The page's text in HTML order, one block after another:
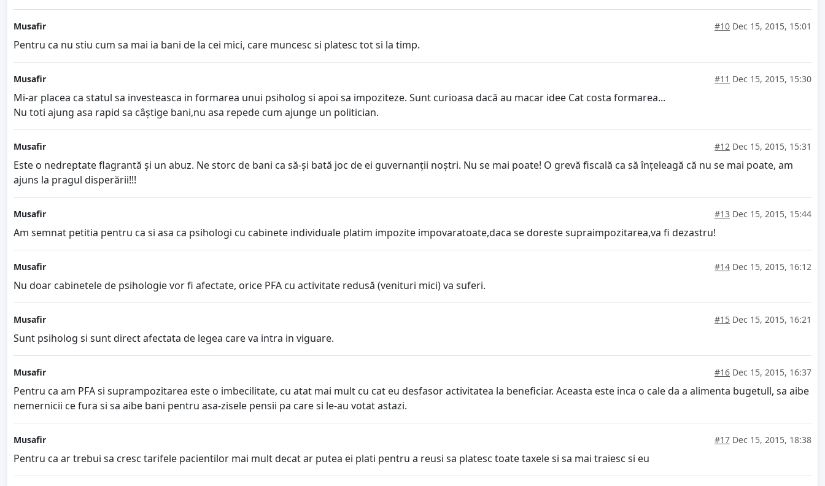
Musafir #10 Dec 15, 2015, 15:01
Pentru ca nu stiu cum sa mai ia bani de la cei mici, care muncesc si platesc tot si la timp.
Musafir #11 Dec 15, 2015, 15:30
Mi-ar placea ca statul sa investeasca in formarea unui psiholog si apoi sa impoziteze. Sunt curioasa dacă au macar idee Cat costa formarea...
Nu toti ajung asa rapid sa câștige bani,nu asa repede cum ajunge un politician.
Musafir #12 Dec 15, 2015, 15:31
Este o nedreptate flagrantă și un abuz. Ne storc de bani ca să-și bată joc de ei guvernanții noștri. Nu se mai poate! O grevă fiscală ca să înțeleagă că nu se mai poate, am
ajuns la pragul disperării!!!
Musafir #13 Dec 15, 2015, 15:44
Am semnat petitia pentru ca si asa ca psihologi cu cabinete individuale platim impozite impovaratoate,daca se doreste supraimpozitarea,va fi dezastru!
Musafir #14 Dec 15, 2015, 16:12
Nu doar cabinetele de psihologie vor fi afectate, orice PFA cu activitate redusă (venituri mici) va suferi.
Musafir #15 Dec 15, 2015, 16:21
Sunt psiholog si sunt direct afectata de legea care va intra in viguare.
Musafir #16 Dec 15, 2015, 16:37
Pentru ca am PFA si suprampozitarea este o imbecilitate, cu atat mai mult cu cat eu desfasor activitatea la beneficiar. Aceasta este inca o cale da a alimenta bugetull, sa aibe
nemernicii ce fura si sa aibe bani pentru asa-zisele pensii pa care si le-au votat astazi.
Musafir #17 Dec 15, 2015, 18:38
Pentru ca ar trebui sa cresc tarifele pacientilor mai mult decat ar putea ei plati pentru a reusi sa platesc toate taxele si sa mai traiesc si eu